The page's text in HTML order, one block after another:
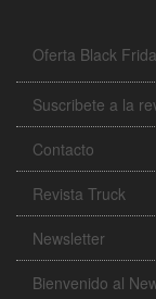
Oferta Black
Suscribete a la
Contacto
Revista Truck
Newsletter
Bienvenido al